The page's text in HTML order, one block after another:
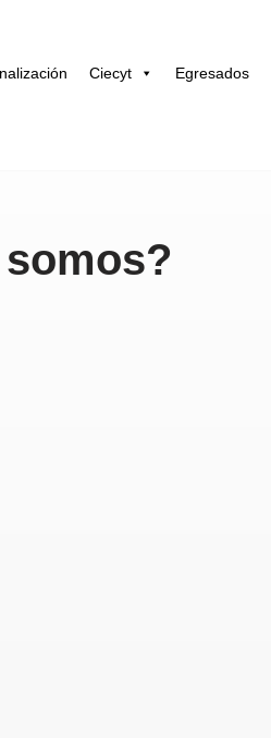
Ciecyt Egresados